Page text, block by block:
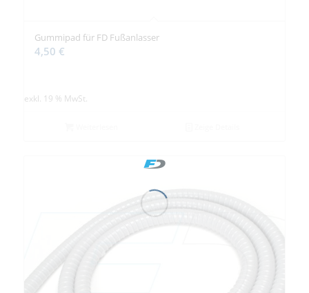
Gummipad für FD Fußanlasser
4,50 €
exkl. 19 % MwSt.